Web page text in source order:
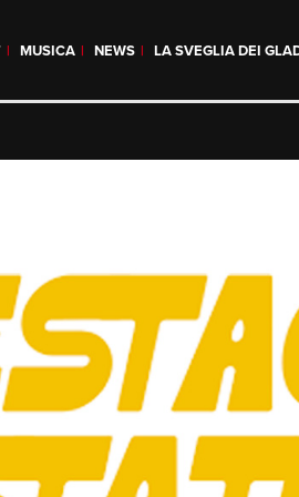
MUSICA NEWS LA SVEGLIA DEI